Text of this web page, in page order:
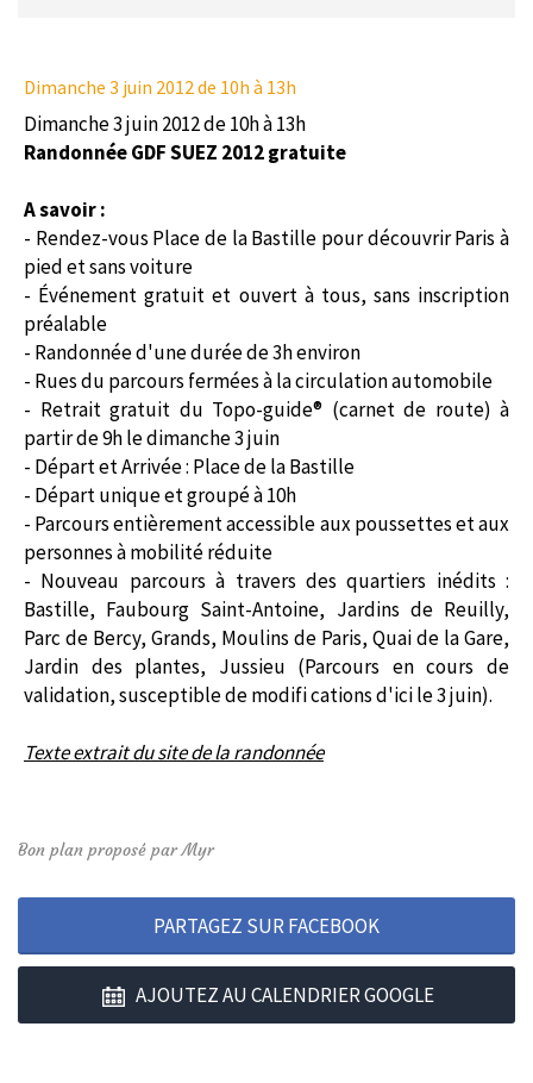
Dimanche 3 juin 2012de 10h à 13h
Dimanche 3 juin 2012 de 10h à 13h
Randonnée GDF SUEZ 2012 gratuite
A savoir :
- Rendez-vous Place de la Bastille pour découvrir Paris à
pied et sans voiture
- Événement gratuit et ouvert à tous, sans inscription
préalable
- Randonnée d'une durée de 3h environ
- Rues du parcours fermées à la circulation automobile
- Retrait gratuit du Topo-guide® (carnet de route) à
partir de 9h le dimanche 3 juin
- Départ et Arrivée : Place de la Bastille
- Départ unique et groupé à 10h
- Parcours entièrement accessible aux poussettes et aux
personnes à mobilité réduite
- Nouveau parcours à travers des quartiers inédits :
Bastille, Faubourg Saint-Antoine, Jardins de Reuilly,
Parc de Bercy, Grands, Moulins de Paris, Quai de la Gare,
Jardin des plantes, Jussieu (Parcours en cours de
validation, susceptible de modifi cations d'ici le 3 juin).
Texte extrait du site de la randonnée
Bon plan proposé par Myr
PARTAGEZ SUR FACEBOOK
AJOUTEZ AU CALENDRIER GOOGLE